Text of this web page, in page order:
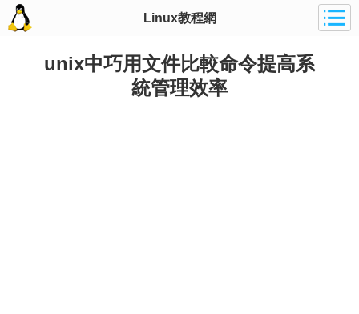
Linux教程網
unix中巧用文件比較命令提高系
統管理效率